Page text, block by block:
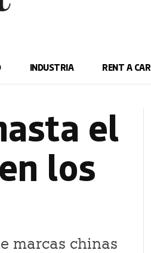
INDUSTRIA RENT A CAR
el
los
marcas chinas